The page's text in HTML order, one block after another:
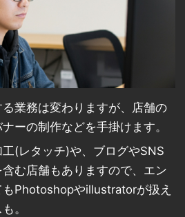
業務は変わりますが、店舗の
ーの制作などを手掛けます。
(レタッチ)や、ブログやSNS
む店舗もありますので、エン
Photoshopやillustratorが扱え
。